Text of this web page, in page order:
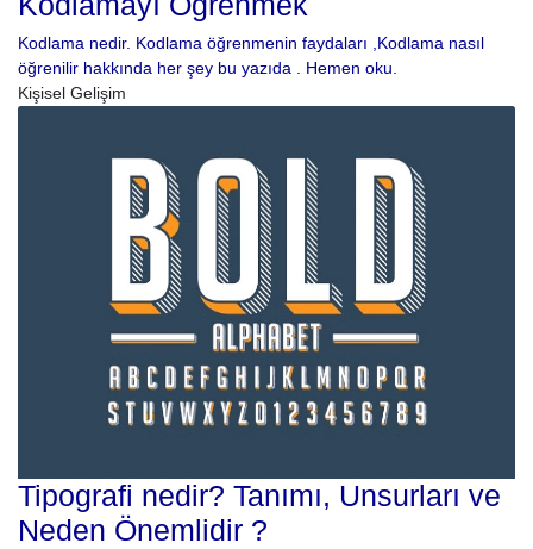
Kodlama nedir. Kodlama öğrenmenin faydaları ,Kodlama nasıl
öğrenilir hakkında her şey bu yazıda . Hemen oku.
Kişisel Gelişim
Tipografi nedir? Tanımı, Unsurları ve
Neden Önemlidir ?